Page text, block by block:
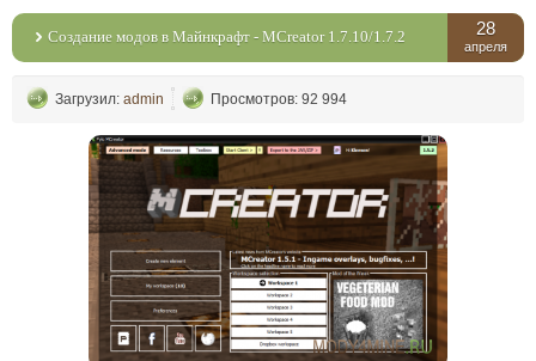
Создание модов в Майнкрафт - MCreator 1.7.10/1.7.2 28
апреля
Загрузил: admin Просмотров: 92 994